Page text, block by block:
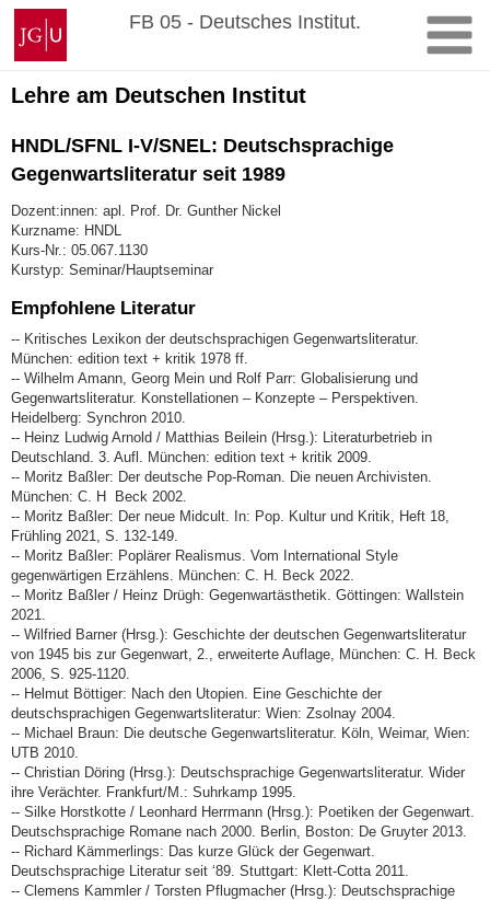
Zum
Inhalt
springen
Johannes
Gutenberg-
Universität
Mainz
FB 05 - Deutsches Institut.
Lehre am Deutschen Institut
HNDL/SFNL I-V/SNEL: Deutschsprachige
Gegenwartsliteratur seit 1989
Dozent:innen: apl. Prof. Dr. Gunther Nickel
Kurzname: HNDL
Kurs-Nr.: 05.067.1130
Kurstyp: Seminar/Hauptseminar
Empfohlene Literatur
-- Kritisches Lexikon der deutschsprachigen Gegenwartsliteratur.
München: edition text + kritik 1978 ff.
-- Wilhelm Amann, Georg Mein und Rolf Parr: Globalisierung und
Gegenwartsliteratur. Konstellationen – Konzepte – Perspektiven.
Heidelberg: Synchron 2010.
-- Heinz Ludwig Arnold / Matthias Beilein (Hrsg.): Literaturbetrieb in
Deutschland. 3. Aufl. München: edition text + kritik 2009.
-- Moritz Baßler: Der deutsche Pop-Roman. Die neuen Archivisten.
München: C. H Beck 2002.
-- Moritz Baßler: Der neue Midcult. In: Pop. Kultur und Kritik, Heft 18,
Frühling 2021, S. 132-149.
-- Moritz Baßler: Poplärer Realismus. Vom International Style
gegenwärtigen Erzählens. München: C. H. Beck 2022.
-- Moritz Baßler / Heinz Drügh: Gegenwartästhetik. Göttingen: Wallstein
2021.
-- Wilfried Barner (Hrsg.): Geschichte der deutschen Gegenwartsliteratur
von 1945 bis zur Gegenwart, 2., erweiterte Auflage, München: C. H. Beck
2006, S. 925-1120.
-- Helmut Böttiger: Nach den Utopien. Eine Geschichte der
deutschsprachigen Gegenwartsliteratur: Wien: Zsolnay 2004.
-- Michael Braun: Die deutsche Gegenwartsliteratur. Köln, Weimar, Wien:
UTB 2010.
-- Christian Döring (Hrsg.): Deutschsprachige Gegenwartsliteratur. Wider
ihre Verächter. Frankfurt/M.: Suhrkamp 1995.
-- Silke Horstkotte / Leonhard Herrmann (Hrsg.): Poetiken der Gegenwart.
Deutschsprachige Romane nach 2000. Berlin, Boston: De Gruyter 2013.
-- Richard Kämmerlings: Das kurze Glück der Gegenwart.
Deutschsprachige Literatur seit ‘89. Stuttgart: Klett-Cotta 2011.
-- Clemens Kammler / Torsten Pflugmacher (Hrsg.): Deutschsprachige